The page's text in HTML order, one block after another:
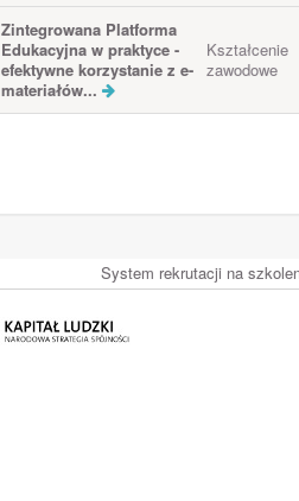
Zintegrowana Platforma
Edukacyjna w praktyce -
efektywne korzystanie z e-
materiałów...
Kształcenie
zawodowe
System rekrutacji na